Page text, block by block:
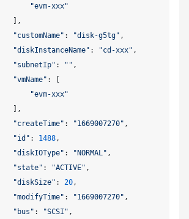
"evm-xxx"
"customName" : "disk-g5tg" ,
"diskInstanceName" : "cd-xxx" ,
"subnetIp" : "" ,
"vmName" : [
"evm-xxx"
"createTime" : "1669007270" ,
"id" : 1488,
"diskIOType" : "NORMAL" ,
"state" : "ACTIVE" ,
"diskSize" : 20,
"modifyTime" : "1669007270" ,
"bus" : "SCSI" ,